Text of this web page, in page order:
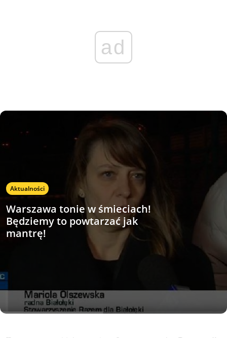
ad
Aktualności
Warszawa tonie w śmieciach!
Będziemy to powtarzać jak
mantrę!